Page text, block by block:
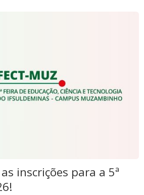
inscrições para a 5ª